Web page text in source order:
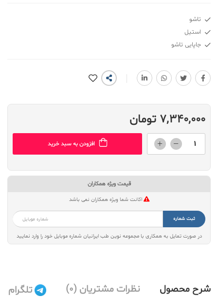
تاشو
استیل
جاپایی تاشو
7,340,000 تومان
افزودن به سبد خرید
قیمت ویژه همکاران
اکانت شما ویژه همکاران نمی باشد
ثبت شماره
در صورت تمایل به همکاری با مجموعه نوین طب ایرانیان شماره موبایل خود را وارد نمایید
شرح محصول نظرات مشتریان (0) تلگرام